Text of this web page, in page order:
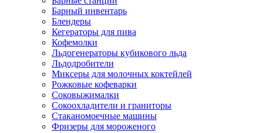
Барный инвентарь
Блендеры
Кегераторы для пива
Кофемолки
Льдогенераторы кубикового льда
Льдодробители
Миксеры для молочных коктейлей
Рожковые кофеварки
Соковыжималки
Сокоохладители и граниторы
Стаканомоечные машины
Фризеры для мороженого